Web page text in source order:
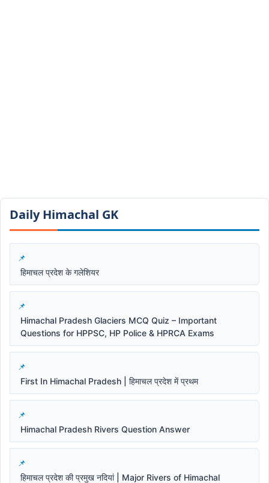
Daily Himachal GK​​
हिमाचल प्रदेश के गलेशियर
Himachal Pradesh Glaciers MCQ Quiz – Important
Questions for HPPSC, HP Police & HPRCA Exams
First In Himachal Pradesh | हिमाचल प्रदेश में प्रथम
Himachal Pradesh Rivers Question Answer
हिमाचल प्रदेश की प्रमुख नदियां | Major Rivers of Himachal